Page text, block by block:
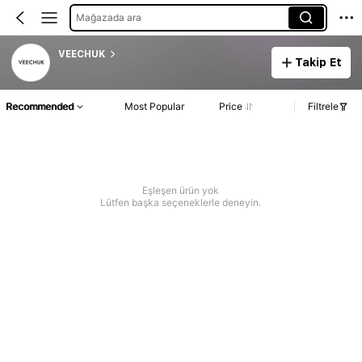
Mağazada ara
VEECHUK
Takip Et
Recommended Most Popular Price Filtrele
Eşleşen ürün yok
Lütfen başka seçeneklerle deneyin.